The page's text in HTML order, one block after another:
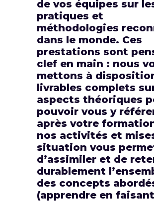
de vos équipes sur
pratiques et
méthodologies
dans le monde. Ces
prestations sont
clef en main : nous
mettons à
livrables complets
aspects théoriques
pouvoir vous y
après votre
nos activités et
situation vous
d’assimiler et de
durablement
des concepts
(apprendre en